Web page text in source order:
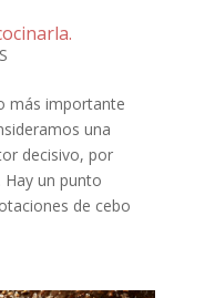
más importante
una
decisivo, por
Hay un punto
de cebo